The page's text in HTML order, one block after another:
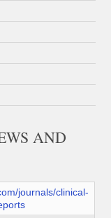
AND
journals/clinical-